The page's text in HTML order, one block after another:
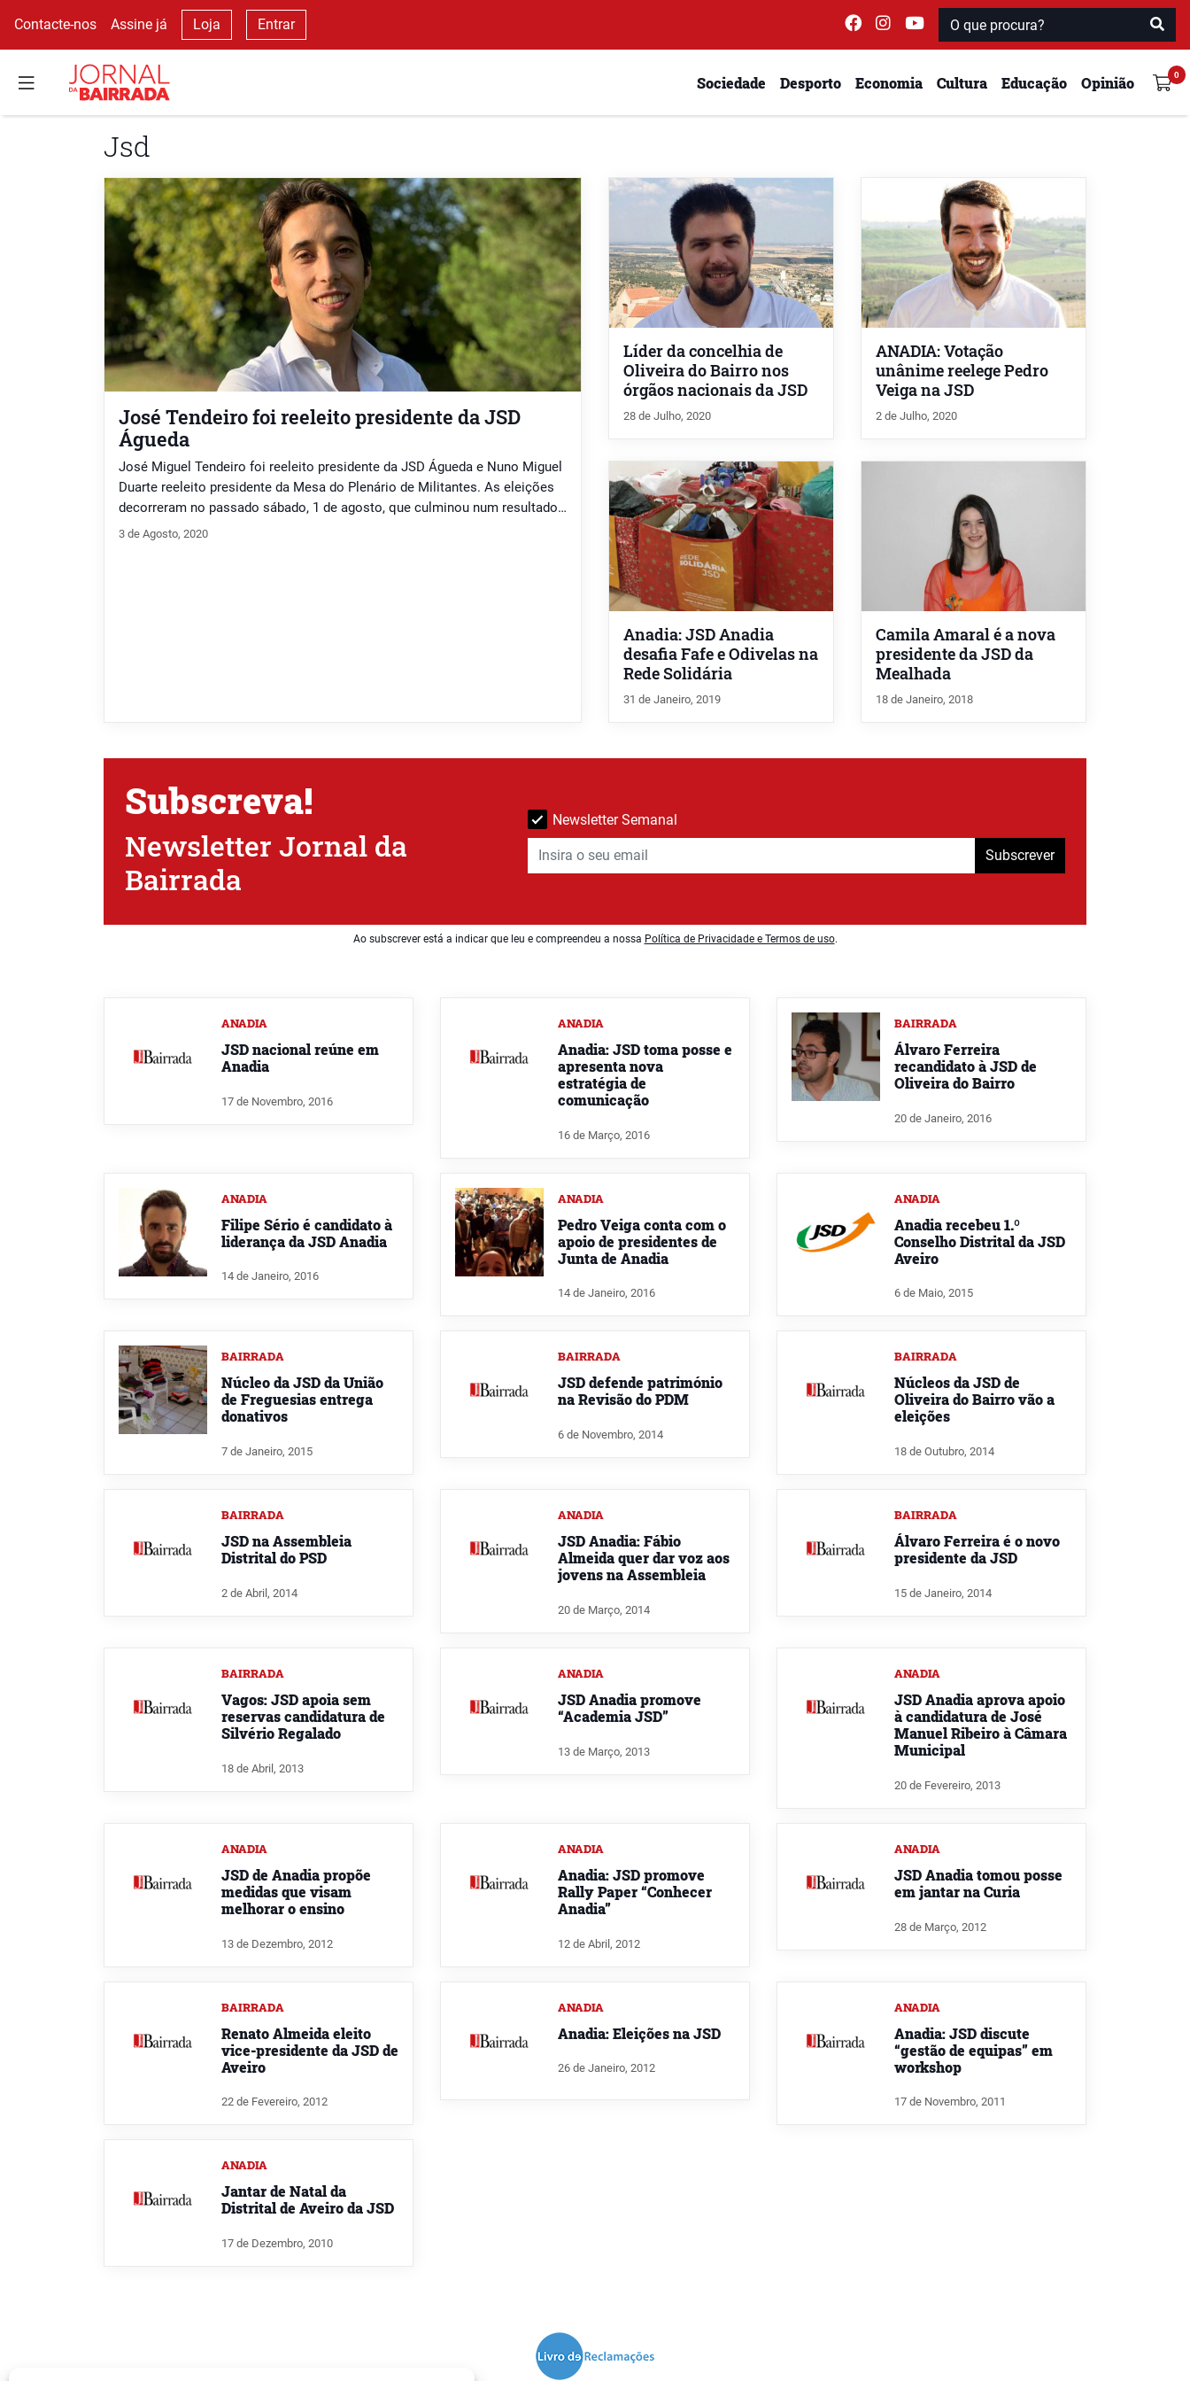
Contacte-nos Assine já Loja Entrar
Sociedade Desporto Economia Cultura Educação Opinião
Jsd
José Tendeiro foi reeleito presidente da JSD
Águeda
José Miguel Tendeiro foi reeleito presidente da JSD Águeda e Nuno Miguel
Duarte reeleito presidente da Mesa do Plenário de Militantes. As eleições
decorreram no passado sábado, 1 de agosto, que culminou num resultado
unânime. A equipa recém-eleita apresenta um projeto de continuidade face
3 de Agosto, 2020
Líder da concelhia de
Oliveira do Bairro nos
órgãos nacionais da JSD
28 de Julho, 2020
ANADIA: Votação
unânime reelege Pedro
Veiga na JSD
2 de Julho, 2020
Anadia: JSD Anadia
desafia Fafe e Odivelas na
Rede Solidária
31 de Janeiro, 2019
Camila Amaral é a nova
presidente da JSD da
Mealhada
18 de Janeiro, 2018
Subscreva!
Newsletter Jornal da
Bairrada
Newsletter Semanal
Subscrever
Ao subscrever está a indicar que leu e compreendeu a nossa Política de Privacidade e Termos de uso.
ANADIA
JSD nacional reúne em
Anadia
17 de Novembro, 2016
ANADIA
Anadia: JSD toma posse e
apresenta nova
estratégia de
comunicação
16 de Março, 2016
BAIRRADA
Álvaro Ferreira
recandidato à JSD de
Oliveira do Bairro
20 de Janeiro, 2016
ANADIA
Filipe Sério é candidato à
liderança da JSD Anadia
14 de Janeiro, 2016
ANADIA
Pedro Veiga conta com o
apoio de presidentes de
Junta de Anadia
14 de Janeiro, 2016
ANADIA
Anadia recebeu 1.º
Conselho Distrital da JSD
Aveiro
6 de Maio, 2015
BAIRRADA
Núcleo da JSD da União
de Freguesias entrega
donativos
7 de Janeiro, 2015
BAIRRADA
JSD defende património
na Revisão do PDM
6 de Novembro, 2014
BAIRRADA
Núcleos da JSD de
Oliveira do Bairro vão a
eleições
18 de Outubro, 2014
BAIRRADA
JSD na Assembleia
Distrital do PSD
2 de Abril, 2014
ANADIA
JSD Anadia: Fábio
Almeida quer dar voz aos
jovens na Assembleia
20 de Março, 2014
BAIRRADA
Álvaro Ferreira é o novo
presidente da JSD
15 de Janeiro, 2014
BAIRRADA
Vagos: JSD apoia sem
reservas candidatura de
Silvério Regalado
18 de Abril, 2013
ANADIA
JSD Anadia promove
“Academia JSD”
13 de Março, 2013
ANADIA
JSD Anadia aprova apoio
à candidatura de José
Manuel Ribeiro à Câmara
Municipal
20 de Fevereiro, 2013
ANADIA
JSD de Anadia propõe
medidas que visam
melhorar o ensino
13 de Dezembro, 2012
ANADIA
Anadia: JSD promove
Rally Paper “Conhecer
Anadia”
12 de Abril, 2012
ANADIA
JSD Anadia tomou posse
em jantar na Curia
28 de Março, 2012
BAIRRADA
Renato Almeida eleito
vice-presidente da JSD de
Aveiro
22 de Fevereiro, 2012
ANADIA
Anadia: Eleições na JSD
26 de Janeiro, 2012
ANADIA
Anadia: JSD discute
“gestão de equipas” em
workshop
17 de Novembro, 2011
ANADIA
Jantar de Natal da
Distrital de Aveiro da JSD
17 de Dezembro, 2010